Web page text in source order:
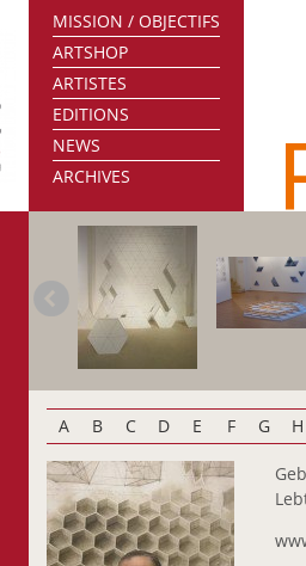
MISSION / OBJECTIFS
ARTSHOP
ARTISTES
EDITIONS
NEWS
ARCHIVES
A B C D E F G H